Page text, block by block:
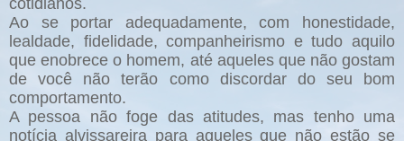
cotidianos.
Ao se portar adequadamente, com honestidade,
lealdade, fidelidade, companheirismo e tudo aquilo
que enobrece o homem, até aqueles que não gostam
de você não terão como discordar do seu bom
comportamento.
A pessoa não foge das atitudes, mas tenho uma
notícia alvissareira para aqueles que não estão se